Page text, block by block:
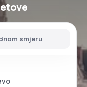
smjeru